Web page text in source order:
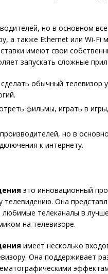
но в основном
а также Ethernet или Wi-Fi
имеют свои
запускать сложные
обычный телевизор
фильмы, играть в
но в
к интернету.
это инновационный
Она
телеканалы в
на телевизоре.
имеет несколько
Она поддерживает